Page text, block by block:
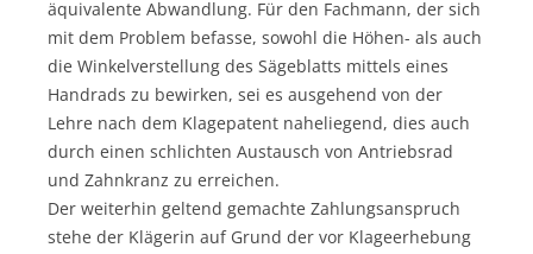
äquivalente Abwandlung. Für den Fachmann, der sich
mit dem Problem befasse, sowohl die Höhen- als auch
die Winkelverstellung des Sägeblatts mittels eines
Handrads zu bewirken, sei es ausgehend von der
Lehre nach dem Klagepatent naheliegend, dies auch
durch einen schlichten Austausch von Antriebsrad
und Zahnkranz zu erreichen.
Der weiterhin geltend gemachte Zahlungsanspruch
stehe der Klägerin auf Grund der vor Klageerhebung